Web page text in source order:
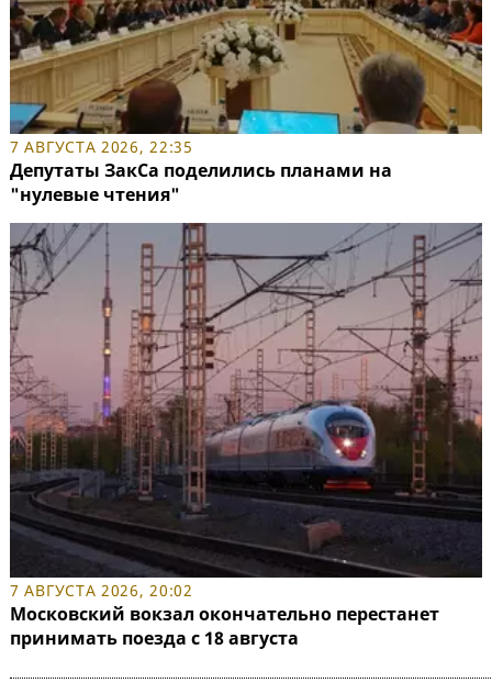
7 АВГУСТА 2026, 22:35
Депутаты ЗакСа поделились планами на
"нулевые чтения"
7 АВГУСТА 2026, 20:02
Московский вокзал окончательно перестанет
принимать поезда с 18 августа